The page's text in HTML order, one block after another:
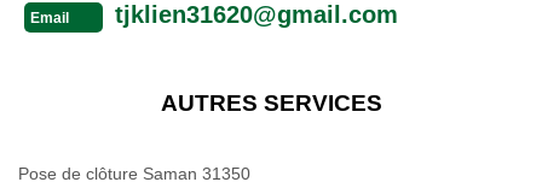
Email tjklien31620@gmail.com
AUTRES SERVICES
Pose de clôture Saman 31350